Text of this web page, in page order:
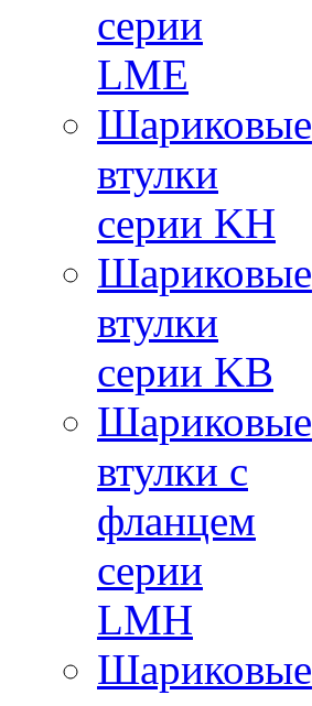
серии
LME
Шариковые
втулки
серии KH
Шариковые
втулки
серии KB
Шариковые
втулки с
фланцем
серии
LMH
Шариковые